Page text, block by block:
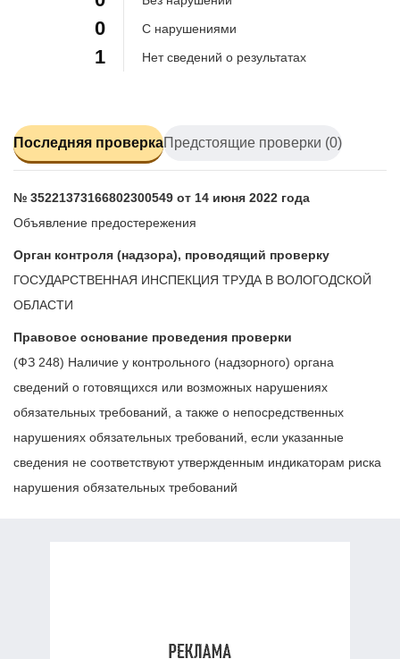
0
1
С нарушениями
Нет сведений о результатах
Последняя проверкаПредстоящие проверки (0)
№ 35221373166802300549 от 14 июня 2022 года
Объявление предостережения
Орган контроля (надзора), проводящий проверку
ГОСУДАРСТВЕННАЯ ИНСПЕКЦИЯ ТРУДА В ВОЛОГОДСКОЙ
ОБЛАСТИ
Правовое основание проведения проверки
(ФЗ 248) Наличие у контрольного (надзорного) органа
сведений о готовящихся или возможных нарушениях
обязательных требований, а также о непосредственных
нарушениях обязательных требований, если указанные
сведения не соответствуют утвержденным индикаторам риска
нарушения обязательных требований